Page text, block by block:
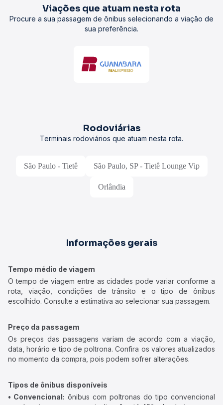
Viações que atuam nesta rota
Procure a sua passagem de ônibus selecionando a viação de
sua preferência.
Rodoviárias
Terminais rodoviários que atuam nesta rota.
São Paulo - Tietê São Paulo, SP - Tietê Lounge Vip
Orlândia
Informações gerais
Tempo médio de viagem
O tempo de viagem entre as cidades pode variar conforme a
rota, viação, condições de trânsito e o tipo de ônibus
escolhido. Consulte a estimativa ao selecionar sua passagem.
Preço da passagem
Os preços das passagens variam de acordo com a viação,
data, horário e tipo de poltrona. Confira os valores atualizados
no momento da compra, pois podem sofrer alterações.
Tipos de ônibus disponíveis
• Convencional: ônibus com poltronas do tipo convencional